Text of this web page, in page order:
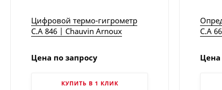
Цифровой термо-гигрометр
C.A 846 | Chauvin Arnoux
Цена по запросу
КУПИТЬ В 1 КЛИК
C.A
Цена